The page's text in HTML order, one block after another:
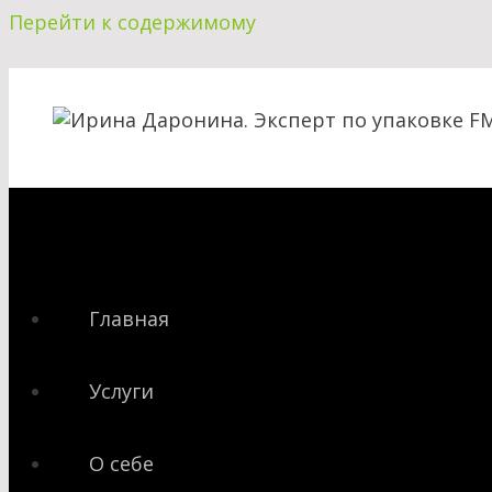
Перейти к содержимому
Главная
Услуги
О себе